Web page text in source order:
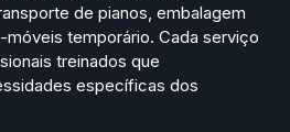
de pianos, embalagem
móveis temporário. Cada serviço
treinados que
específicas dos